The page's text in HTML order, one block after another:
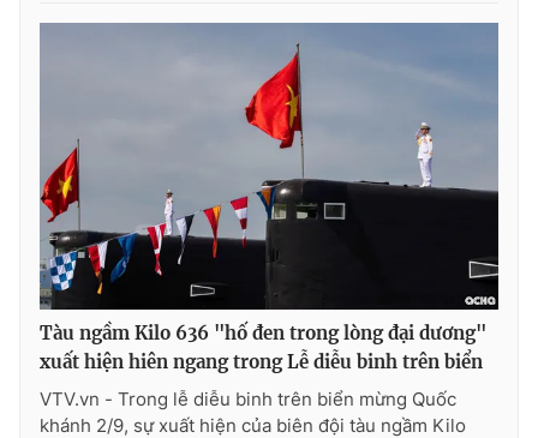
Tàu ngầm Kilo 636 "hố đen trong lòng đại dương"
xuất hiện hiên ngang trong Lễ diễu binh trên biển
VTV.vn - Trong lễ diễu binh trên biển mừng Quốc
khánh 2/9, sự xuất hiện của biên đội tàu ngầm Kilo